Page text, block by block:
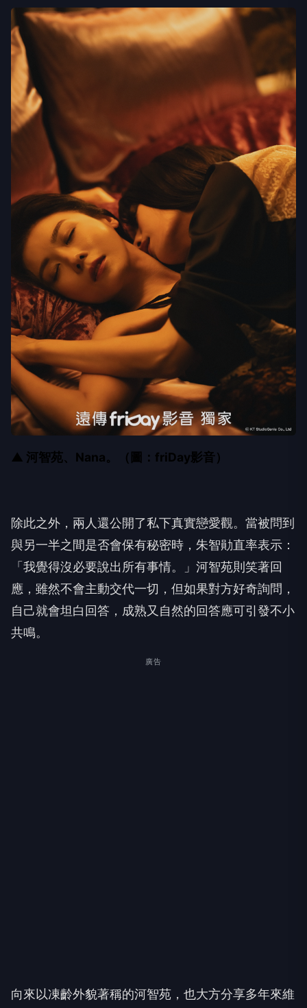
▲ 河智苑、Nana。（圖：friDay影音）
除此之外，兩人還公開了私下真實戀愛觀。當被問到
與另一半之間是否會保有秘密時，朱智勛直率表示：
「我覺得沒必要說出所有事情。」河智苑則笑著回
應，雖然不會主動交代一切，但如果對方好奇詢問，
自己就會坦白回答，成熟又自然的回答應可引發不小
共鳴。
廣告
向來以凍齡外貌著稱的河智苑，也大方分享多年來維